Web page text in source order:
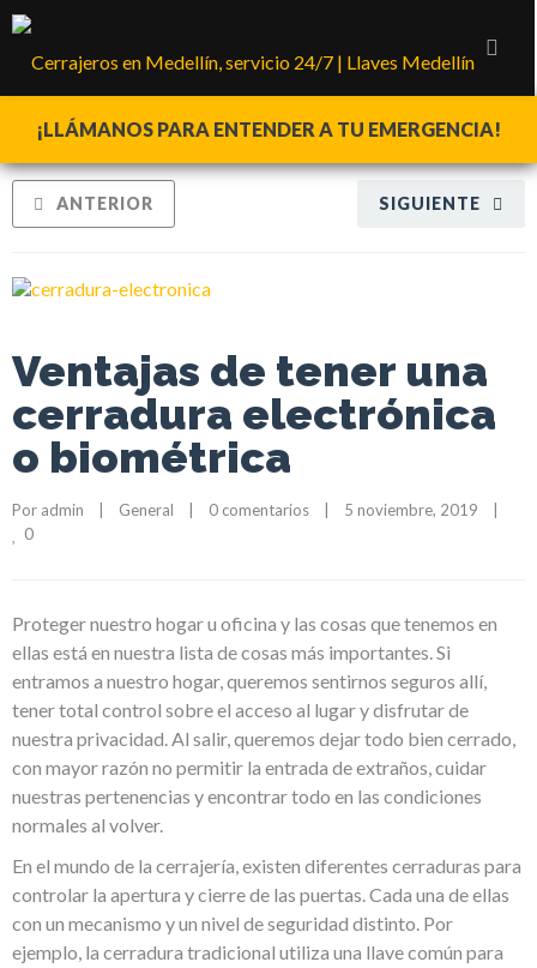
SIGUIENTE
ANTERIOR
Ventajas de tener una
cerradura electrónica
o biométrica
Por admin General 0 comentarios
0
Proteger nuestro hogar u oficina y las cosas que tenemos en
ellas está en nuestra lista de cosas más importantes. Si
entramos a nuestro hogar, queremos sentirnos seguros allí,
tener total control sobre el acceso al lugar y disfrutar de
nuestra privacidad. Al salir, queremos dejar todo bien cerrado,
con mayor razón no permitir la entrada de extraños, cuidar
nuestras pertenencias y encontrar todo en las condiciones
normales al volver.
En el mundo de la cerrajería, existen diferentes cerraduras para
controlar la apertura y cierre de las puertas. Cada una de ellas
con un mecanismo y un nivel de seguridad distinto. Por
ejemplo, la cerradura tradicional utiliza una llave común para
¡LLÁMANOS PARA ENTENDER A TU EMERGENCIA!